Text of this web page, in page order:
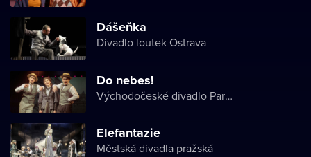
Dášeňka
Divadlo loutek Ostrava
Do nebes!
Východočeské divadlo Pardubice
Elefantazie
Městská divadla pražská